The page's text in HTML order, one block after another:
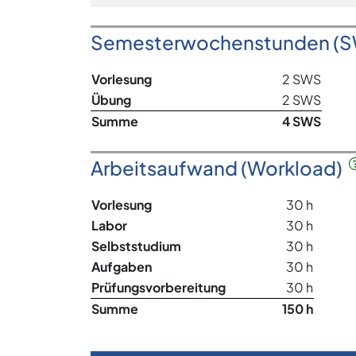
Semesterwochenstunden
Vorlesung
2 SWS
Übung
2 SWS
Summe
4 SWS
Arbeitsaufwand (Workload)
Vorlesung
30 h
Labor
30 h
Selbststudium
30 h
Aufgaben
30 h
Prüfungsvorbereitung
30 h
Summe
150 h